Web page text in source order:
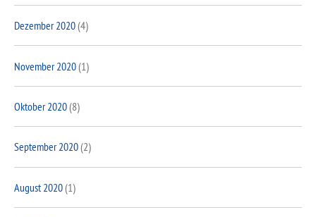
Dezember 2020(4)
November 2020(1)
Oktober 2020(8)
September 2020(2)
August 2020(1)